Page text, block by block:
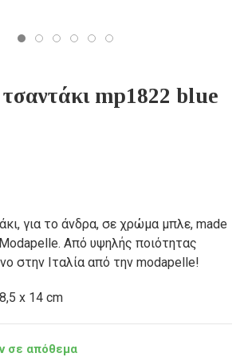
mp1822 blue
για το άνδρα, σε χρώμα μπλε, made
Από υψηλής ποιότητας
στην Ιταλία από την modapelle!
x 14 cm
σε απόθεμα